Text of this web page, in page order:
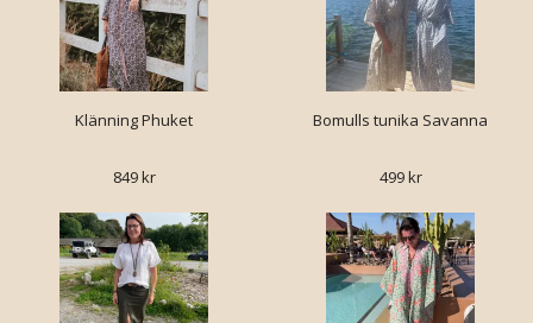
Klänning Phuket
849 kr
Bomulls tunika Savanna
499 kr